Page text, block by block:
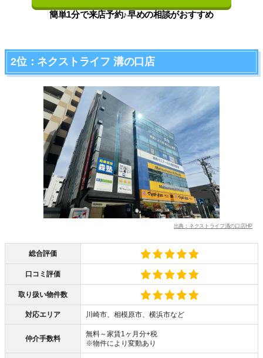
簡単1分で来店予約♪早めの相談がおすすめ
2位：ネクストライフ 溝の口店
出典：ネクストライフ溝の口店HP
総合評価
口コミ評価
取り扱い物件数
対応エリア 川崎市、相模原市、横浜市など
仲介手数料
無料～家賃1ヶ月分+税
※物件により変動あり